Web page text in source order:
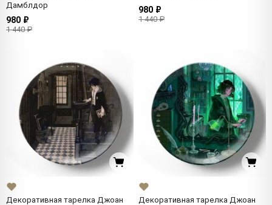
Дамблдор
980 ₽
1 440 ₽
980 ₽
1 440 ₽
Декоративная тарелка Джоан
Декоративная тарелка Джоан